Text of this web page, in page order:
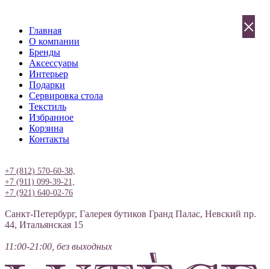
Главная
О компании
Бренды
Аксессуары
Интерьер
Подарки
Сервировка стола
Текстиль
Избранное
Корзина
Контакты
+7 (812) 570-60-38,
+7 (911) 099-39-21,
+7 (921) 640-02-76
Санкт-Петербург, Галерея бутиков Гранд Палас, Невский пр.
44, Итальянская 15
11:00-21:00, без выходных
×